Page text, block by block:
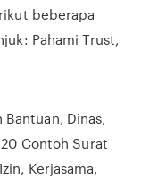
beberapa
Pahami Trust,
Dinas,
20 Contoh Surat
Kerjasama,